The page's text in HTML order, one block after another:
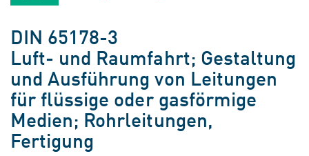
DIN 65178-3
Luft- und Raumfahrt; Gestaltung
und Ausführung von Leitungen
für flüssige oder gasförmige
Medien; Rohrleitungen,
Fertigung